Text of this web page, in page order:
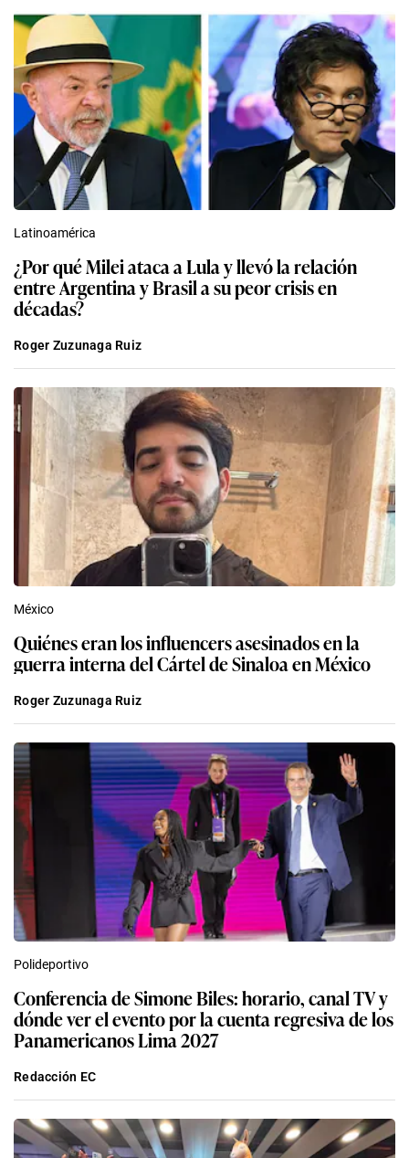
Latinoamérica
¿Por qué Milei ataca a Lula y llevó la relación
entre Argentina y Brasil a su peor crisis en
décadas?
Roger Zuzunaga Ruiz
México
Quiénes eran los influencers asesinados en la
guerra interna del Cártel de Sinaloa en México
Roger Zuzunaga Ruiz
Polideportivo
Conferencia de Simone Biles: horario, canal TV y
dónde ver el evento por la cuenta regresiva de los
Panamericanos Lima 2027
Redacción EC